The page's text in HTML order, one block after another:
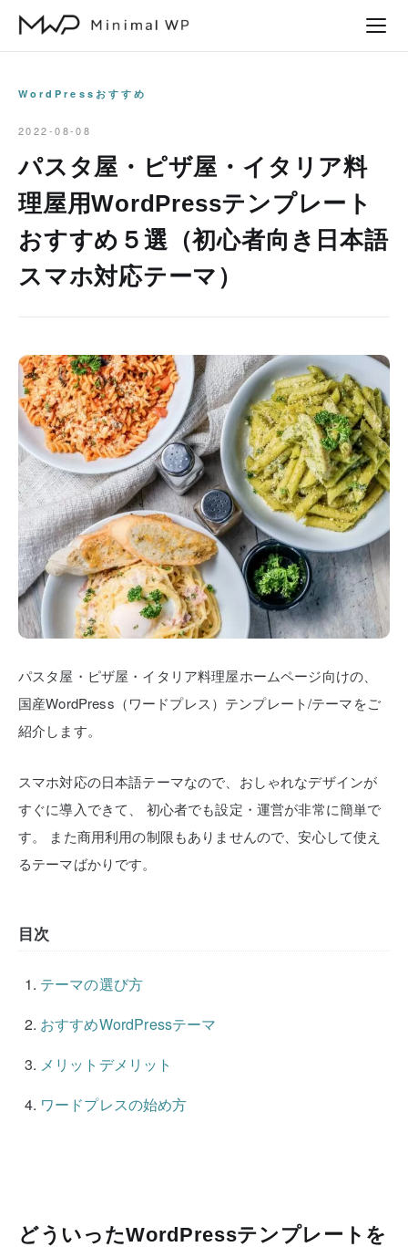
WordPressおすすめ
2022-08-08
パスタ屋・ピザ屋・イタリア料
理屋用WordPressテンプレート
おすすめ５選（初心者向き日本語
スマホ対応テーマ）
パスタ屋・ピザ屋・イタリア料理屋ホームページ向けの、
国産WordPress（ワードプレス）テンプレート/テーマをご
紹介します。
スマホ対応の日本語テーマなので、おしゃれなデザインが
すぐに導入できて、
初心者でも設定・運営が非常に簡単で
す。
また商用利用の制限もありませんので、安心して使え
るテーマばかりです。
目次
テーマの選び方
おすすめWordPressテーマ
メリットデメリット
ワードプレスの始め方
どういったWordPressテンプレートを